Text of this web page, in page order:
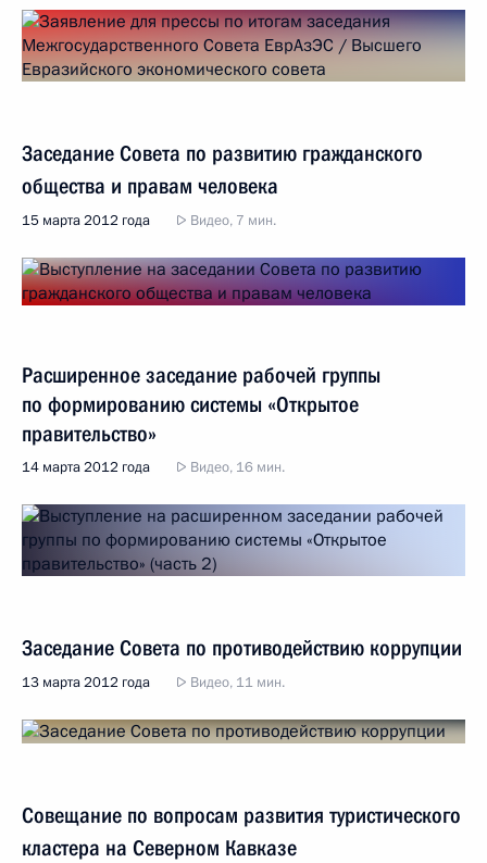
Заседание Совета по развитию гражданского
общества и правам человека
15 марта 2012 года Видео, 7 мин.
Расширенное заседание рабочей группы
по формированию системы «Открытое
правительство»
14 марта 2012 года Видео, 16 мин.
Заседание Совета по противодействию коррупции
13 марта 2012 года Видео, 11 мин.
Совещание по вопросам развития туристического
кластера на Северном Кавказе